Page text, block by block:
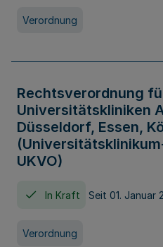
Verordnung
Rechtsverordnung
Universitätskliniken
Düsseldorf, Essen,
UKVO)
In Kraft Seit 01. Januar
Verordnung